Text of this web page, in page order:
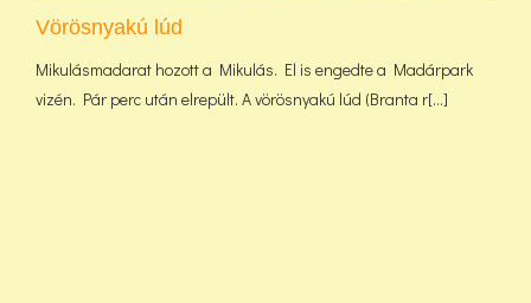
Vörösnyakú lúd
Mikulásmadarat hozott a Mikulás. El is engedte a Madárpark
vizén. Pár perc után elrepült. A vörösnyakú lúd (Branta r[...]